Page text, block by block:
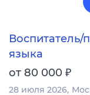
Воспитатель/
языка
от 80 000 ₽
28 июля 2026